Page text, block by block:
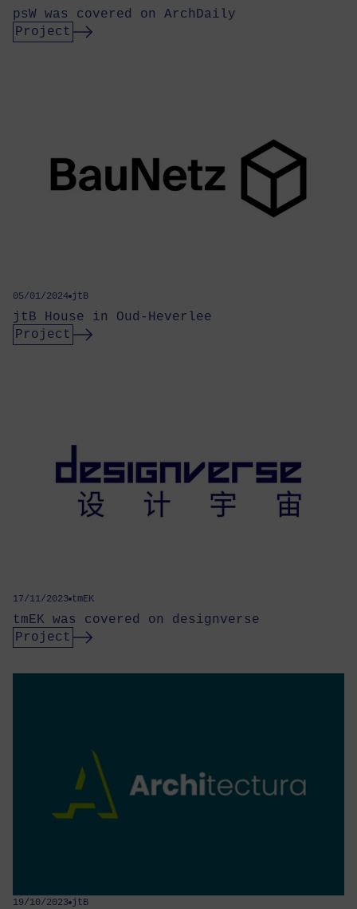
psW was covered on ArchDaily
Project
05/01/2024 jtB
jtB House in Oud-Heverlee
Project
17/11/2023 tmEK
tmEK was covered on designverse
Project
19/10/2023 jtB